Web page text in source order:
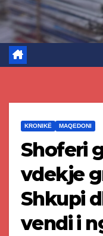
KRONIKË MAQEDONI
Shoferi
vdekje
Shkupi
vendi i